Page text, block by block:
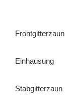
Frontgitterzaun
Einhausung
Stabgitterzaun